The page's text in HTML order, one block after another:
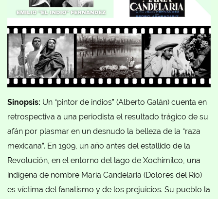
Sinopsis: Un “pintor de indios” (Alberto Galán) cuenta en
retrospectiva a una periodista el resultado trágico de su
afán por plasmar en un desnudo la belleza de la “raza
mexicana”. En 1909, un año antes del estallido de la
Revolución, en el entorno del lago de Xochimilco, una
indígena de nombre María Candelaria (Dolores del Río)
es víctima del fanatismo y de los prejuicios. Su pueblo la